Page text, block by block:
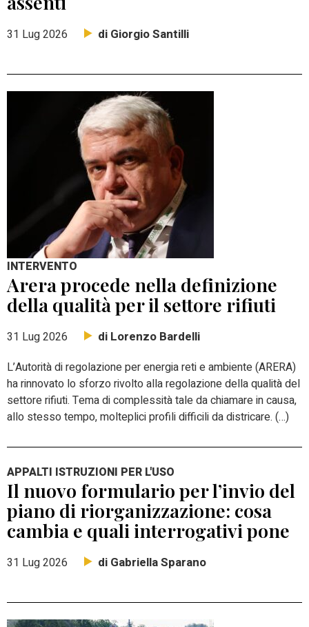
31 Lug 2026 di Giorgio Santilli
INTERVENTO
Arera procede nella definizione
della qualità per il settore rifiuti
31 Lug 2026 di Lorenzo Bardelli
L’Autorità di regolazione per energia reti e ambiente (ARERA)
ha rinnovato lo sforzo rivolto alla regolazione della qualità del
settore rifiuti. Tema di complessità tale da chiamare in causa,
allo stesso tempo, molteplici profili difficili da districare. (…)
APPALTI ISTRUZIONI PER L'USO
Il nuovo formulario per l’invio del
piano di riorganizzazione: cosa
cambia e quali interrogativi pone
31 Lug 2026 di Gabriella Sparano